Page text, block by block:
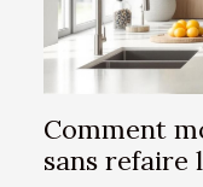
Comment
sans refaire